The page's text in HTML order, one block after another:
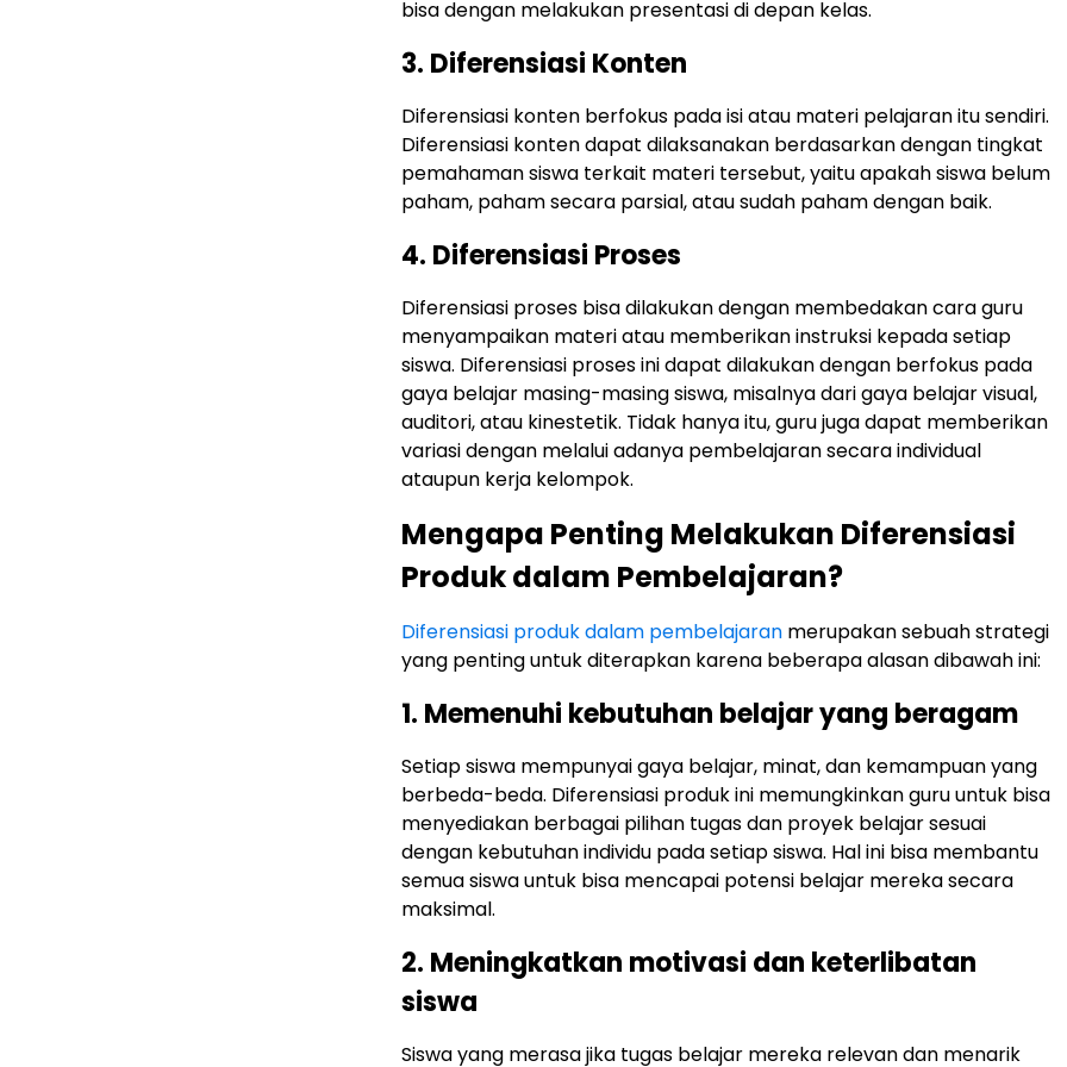
bisa dengan melakukan presentasi di depan kelas.
3. Diferensiasi Konten
Diferensiasi konten berfokus pada isi atau materi pelajaran itu sendiri.
Diferensiasi konten dapat dilaksanakan berdasarkan dengan tingkat
pemahaman siswa terkait materi tersebut, yaitu apakah siswa belum
paham, paham secara parsial, atau sudah paham dengan baik.
4. Diferensiasi Proses
Diferensiasi proses bisa dilakukan dengan membedakan cara guru
menyampaikan materi atau memberikan instruksi kepada setiap
siswa. Diferensiasi proses ini dapat dilakukan dengan berfokus pada
gaya belajar masing-masing siswa, misalnya dari gaya belajar visual,
auditori, atau kinestetik. Tidak hanya itu, guru juga dapat memberikan
variasi dengan melalui adanya pembelajaran secara individual
ataupun kerja kelompok.
Mengapa Penting Melakukan Diferensiasi
Produk dalam Pembelajaran?
Diferensiasi produk dalam pembelajaran merupakan sebuah strategi
yang penting untuk diterapkan karena beberapa alasan dibawah ini:
1. Memenuhi kebutuhan belajar yang beragam
Setiap siswa mempunyai gaya belajar, minat, dan kemampuan yang
berbeda-beda. Diferensiasi produk ini memungkinkan guru untuk bisa
menyediakan berbagai pilihan tugas dan proyek belajar sesuai
dengan kebutuhan individu pada setiap siswa. Hal ini bisa membantu
semua siswa untuk bisa mencapai potensi belajar mereka secara
maksimal.
2. Meningkatkan motivasi dan keterlibatan
siswa
Siswa yang merasa jika tugas belajar mereka relevan dan menarik